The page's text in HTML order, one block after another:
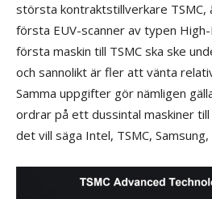
största kontraktstillverkare TSMC,
första EUV-scanner av typen
första maskin till TSMC ska ske
och sannolikt är fler att vänta
Samma uppgifter gör nämligen
ordrar på ett dussintal maskiner till
det vill säga Intel, TSMC,